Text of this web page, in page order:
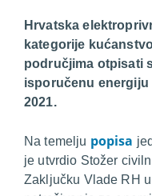
Hrvatska
kategorije
područjima otpisati
isporučenu energiju
2021.
Na temelju popisa
je utvrdio Stožer
Zaključku Vlade RH